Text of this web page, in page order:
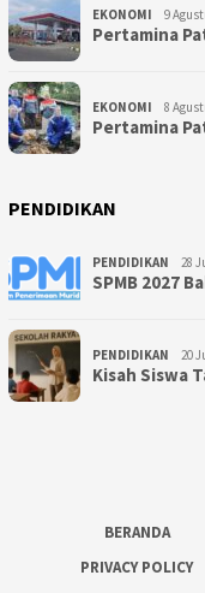
EKONOMI 9
Pertamina
EKONOMI 8
Pertamina
PENDIDIKAN
PENDIDIKAN 28
SPMB 2027
PENDIDIKAN 20
Kisah Siswa
BERANDA
PRIVACY POLICY